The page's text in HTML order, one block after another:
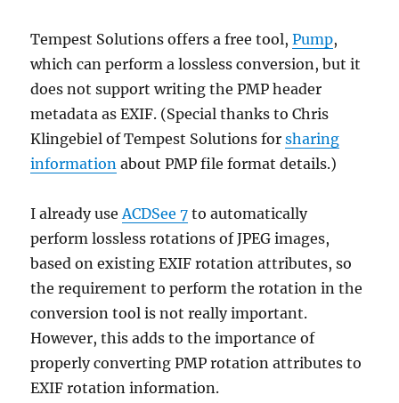
Tempest Solutions offers a free tool,Pump,
which can perform a lossless conversion, but it
does not support writing the PMP header
metadata as EXIF. (Special thanks to Chris
Klingebiel of Tempest Solutions forsharing
information about PMP file format details.)
I already useACDSee 7 to automatically
perform lossless rotations of JPEG images,
based on existing EXIF rotation attributes, so
the requirement to perform the rotation in the
conversion tool is not really important.
However, this adds to the importance of
properly converting PMP rotation attributes to
EXIF rotation information.